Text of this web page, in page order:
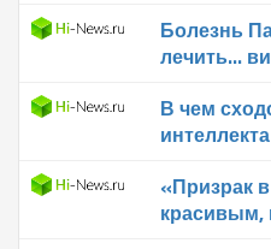
Болезнь
лечить…
В чем
«Призрак